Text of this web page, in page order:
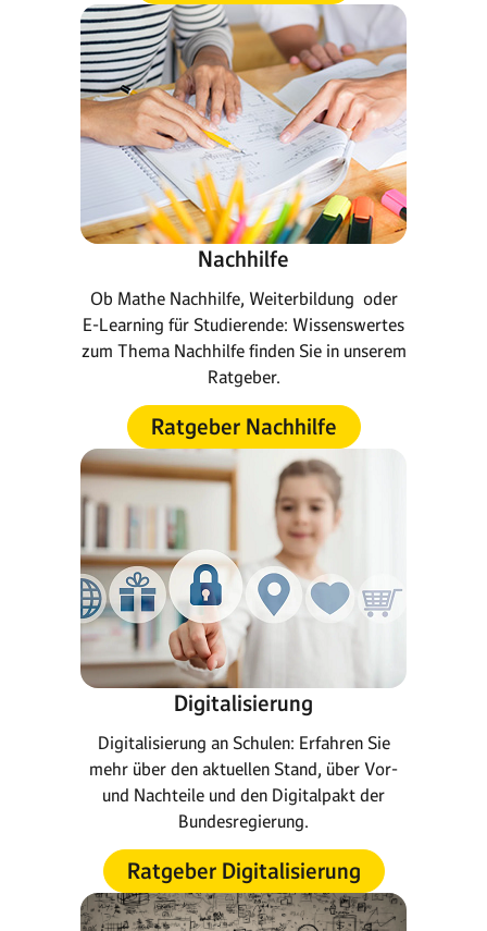
Nachhilfe
Ob Mathe Nachhilfe, Weiterbildung oder
E-Learning für Studierende: Wissenswertes
zum Thema Nachhilfe finden Sie in unserem
Ratgeber.
Ratgeber Nachhilfe
Digitalisierung
Digitalisierung an Schulen: Erfahren Sie
mehr über den aktuellen Stand, über Vor-
und Nachteile und den Digitalpakt der
Bundesregierung.
Ratgeber Digitalisierung